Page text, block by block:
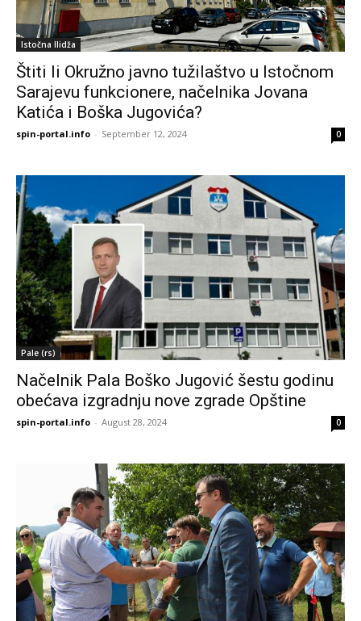
Istočna Ilidža
Štiti li Okružno javno tužilaštvo u Istočnom
Sarajevu funkcionere, načelnika Jovana
Katića i Boška Jugovića?
spin-portal.info - September 12, 2024 0
Pale (rs)
Načelnik Pala Boško Jugović šestu godinu
obećava izgradnju nove zgrade Opštine
spin-portal.info - August 28, 2024 0